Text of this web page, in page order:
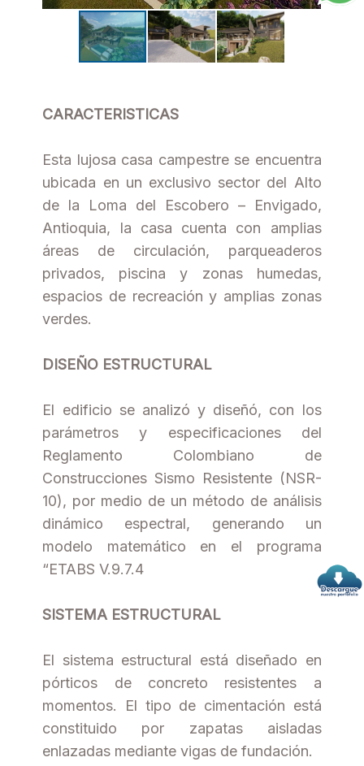
CARACTERISTICAS
Esta lujosa casa campestre se encuentra
ubicada en un exclusivo sector del Alto
de la Loma del Escobero – Envigado,
Antioquia, la casa cuenta con amplias
áreas de circulación, parqueaderos
privados, piscina y zonas humedas,
espacios de recreación y amplias zonas
verdes.
DISEÑO ESTRUCTURAL
El edificio se analizó y diseñó, con los
parámetros y especificaciones del
Reglamento Colombiano de
Construcciones Sismo Resistente (NSR-
10), por medio de un método de análisis
dinámico espectral, generando un
modelo matemático en el programa
“ETABS V.9.7.4
SISTEMA ESTRUCTURAL
El sistema estructural está diseñado en
pórticos de concreto resistentes a
momentos. El tipo de cimentación está
constituido por zapatas aisladas
enlazadas mediante vigas de fundación.